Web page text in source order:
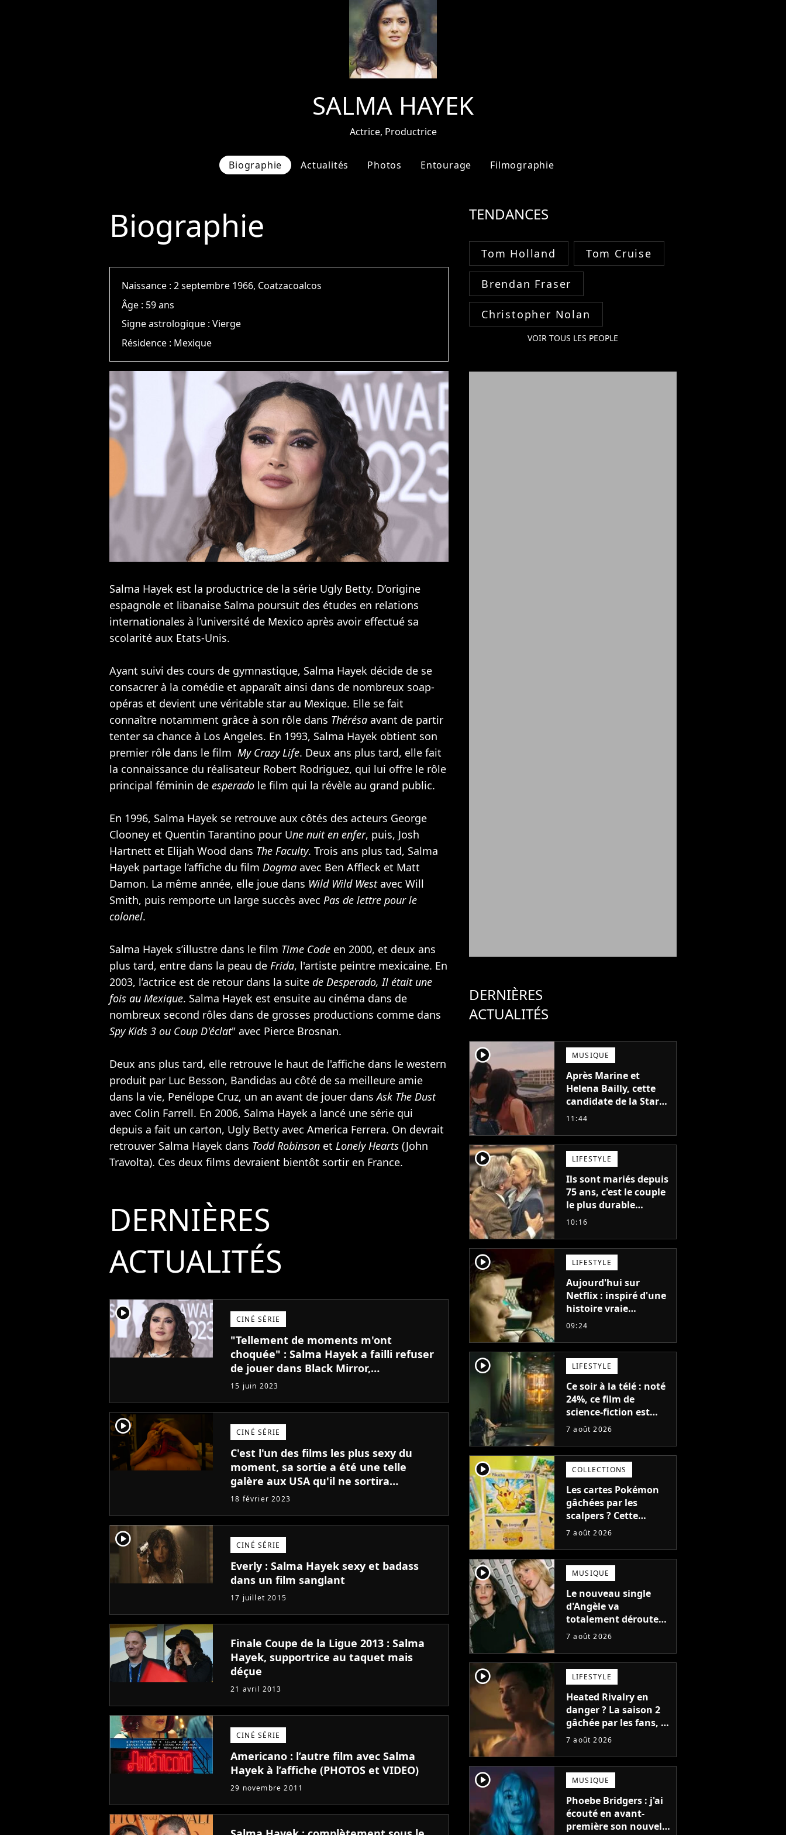
SALMA HAYEK
Actrice, Productrice
Biographie Actualités Photos Entourage Filmographie
Biographie
Naissance :2 septembre 1966, Coatzacoalcos
Âge : 59 ans
Signe astrologique :Vierge
Résidence : Mexique
Salma Hayek est la productrice de la série Ugly Betty. D’origine
espagnole et libanaise Salma poursuit des études en relations
internationales à l’université de Mexico après avoir effectué sa
scolarité aux Etats-Unis.
Ayant suivi des cours de gymnastique, Salma Hayek décide de se
consacrer à la comédie et apparaît ainsi dans de nombreux soap-
opéras et devient une véritable star au Mexique. Elle se fait
connaître notamment grâce à son rôle dans Thérésa avant de partir
tenter sa chance à Los Angeles. En 1993, Salma Hayek obtient son
premier rôle dans le film My Crazy Life. Deux ans plus tard, elle fait
la connaissance du réalisateur Robert Rodriguez, qui lui offre le rôle
principal féminin de esperado le film qui la révèle au grand public.
En 1996, Salma Hayek se retrouve aux côtés des acteurs George
Clooney et Quentin Tarantino pour Une nuit en enfer, puis, Josh
Hartnett et Elijah Wood dans The Faculty. Trois ans plus tad, Salma
Hayek partage l’affiche du film Dogma avec Ben Affleck et Matt
Damon. La même année, elle joue dans Wild Wild Westavec Will
Smith, puis remporte un large succès avec Pas de lettre pour le
colonel.
Salma Hayek s’illustre dans le film Time Code en 2000, et deux ans
plus tard, entre dans la peau de Frida, l'artiste peintre mexicaine. En
2003, l’actrice est de retour dans la suite de Desperado, Il était une
fois au Mexique. Salma Hayek est ensuite au cinéma dans de
nombreux second rôles dans de grosses productions comme dans
Spy Kids 3 ou Coup D'éclat" avec Pierce Brosnan.
Deux ans plus tard, elle retrouve le haut de l'affiche dans le western
produit par Luc Besson, Bandidas au côté de sa meilleure amie
dans la vie, Penélope Cruz, un an avant de jouer dansAsk The Dust
avec Colin Farrell. En 2006, Salma Hayek a lancé une série qui
depuis a fait un carton, Ugly Betty avec America Ferrera. On devrait
retrouver Salma Hayek dans Todd Robinson et Lonely Hearts (John
Travolta). Ces deux films devraient bientôt sortir en France.
DERNIÈRES
ACTUALITÉS
player2 CINÉ SÉRIE
"Tellement de moments m'ont
choquée" : Salma Hayek a failli refuser
de jouer dans Black Mirror,
traumatisée par son épisode
15 juin 2023
player2 CINÉ SÉRIE
C'est l'un des films les plus sexy du
moment, sa sortie a été une telle
galère aux USA qu'il ne sortira
finalement pas en France
18 février 2023
player2 CINÉ SÉRIE
Everly : Salma Hayek sexy et badass
dans un film sanglant
17 juillet 2015
Finale Coupe de la Ligue 2013 : Salma
Hayek, supportrice au taquet mais
déçue
21 avril 2013
CINÉ SÉRIE
Americano : l’autre film avec Salma
Hayek à l’affiche (PHOTOS et VIDEO)
29 novembre 2011
TENDANCES
Tom Holland Tom Cruise
Brendan Fraser
Christopher Nolan
VOIR TOUS LES PEOPLE
DERNIÈRES
ACTUALITÉS
player2 MUSIQUE
Après Marine et
Helena Bailly, cette
candidate de la Star
Academy adorée du
premier album, "C'est
tellement puissant"
11:44
player2 LIFESTYLE
Ils sont mariés depuis
75 ans, c'est le couple
le plus durable
d'Hollywood : "Nous
après jour, et les jours
se sont transformés
en décennies"
10:16
player2 LIFESTYLE
Aujourd'hui sur
Netflix : inspiré d'une
histoire vraie
glaçante, c'est l'un
21ème siècle
09:24
player2 LIFESTYLE
Ce soir à la télé : noté
24%, ce film de
science-fiction est
complètement raté,
encore pire à cause de
son acteur
7 août 2026
player2 COLLECTIONS
Les cartes Pokémon
gâchées par les
scalpers ? Cette
technique géniale
ruiner les revendeurs
7 août 2026
player2 MUSIQUE
Le nouveau single
d'Angèle va
totalement dérouter
le public, et c'est une
7 août 2026
player2 LIFESTYLE
Heated Rivalry en
danger ? La saison 2
gâchée par les fans, le
créateur pousse un
7 août 2026
player2 MUSIQUE
Phoebe Bridgers : j'ai
écouté en avant-
première son nouvel